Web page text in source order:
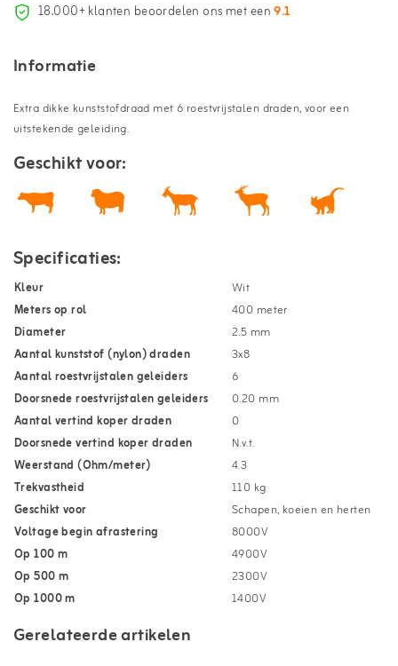
18.000+ klanten beoordelen ons met een9.1
Informatie
Extra dikke kunststofdraad met 6 roestvrijstalen draden, voor een
uitstekende geleiding.
Geschikt voor:
Specificaties:
Kleur
Wit
Meters op rol
400 meter
Diameter
2.5 mm
Aantal kunststof (nylon) draden
3x8
Aantal roestvrijstalen geleiders
6
Doorsnede roestvrijstalen geleiders
0.20 mm
Aantal vertind koper draden
0
Doorsnede vertind koper draden
N.v.t.
Weerstand (Ohm/meter)
4.3
Trekvastheid
110 kg
Geschikt voor
Schapen, koeien en herten
Voltage begin afrastering
8000V
Op 100 m
4900V
Op 500 m
2300V
Op 1000 m
1400V
Gerelateerde artikelen